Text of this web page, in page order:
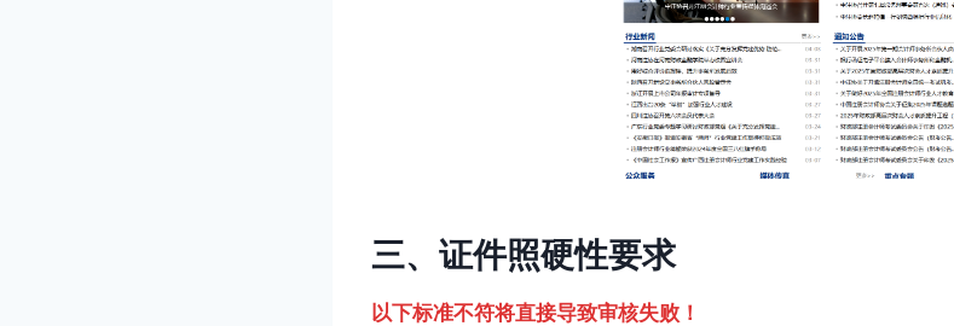
三、证件照硬性要求
以下标准不符将直接导致审核失败！